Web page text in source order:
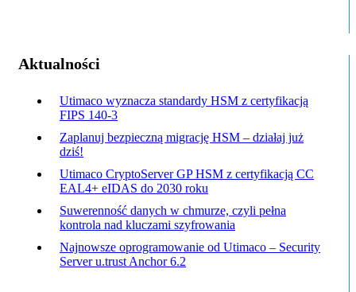
Aktualności
Utimaco wyznacza standardy HSM z certyfikacją
FIPS 140-3
Zaplanuj bezpieczną migrację HSM – działaj już
dziś!
Utimaco CryptoServer GP HSM z certyfikacją CC
EAL4+ eIDAS do 2030 roku
Suwerenność danych w chmurze, czyli pełna
kontrola nad kluczami szyfrowania
Najnowsze oprogramowanie od Utimaco – Security
Server u.trust Anchor 6.2